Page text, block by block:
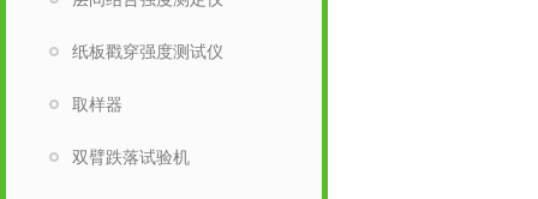
纸板戳穿强度测试仪
取样器
双臂跌落试验机